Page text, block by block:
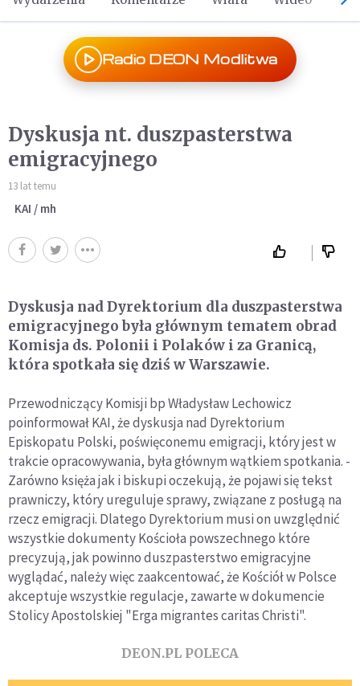
Radio DEON Modlitwa
Dyskusja nt. duszpasterstwa
emigracyjnego
13 lat temu
KAI / mh
Dyskusja nad Dyrektorium dla duszpasterstwa
emigracyjnego była głównym tematem obrad
Komisja ds. Polonii i Polaków i za Granicą,
która spotkała się dziś w Warszawie.
Przewodniczący Komisji bp Władysław Lechowicz
poinformował KAI, że dyskusja nad Dyrektorium
Episkopatu Polski, poświęconemu emigracji, który jest w
trakcie opracowywania, była głównym wątkiem spotkania. -
Zarówno księża jak i biskupi oczekują, że pojawi się tekst
prawniczy, który ureguluje sprawy, związane z posługą na
rzecz emigracji. Dlatego Dyrektorium musi on uwzględnić
wszystkie dokumenty Kościoła powszechnego które
precyzują, jak powinno duszpasterstwo emigracyjne
wyglądać, należy więc zaakcentować, że Kościół w Polsce
akceptuje wszystkie regulacje, zawarte w dokumencie
Stolicy Apostolskiej "Erga migrantes caritas Christi".
DEON.PL POLECA